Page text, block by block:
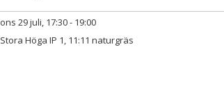
ons 29 juli, 17:30 - 19:00
Stora Höga IP 1, 11:11 naturgräs